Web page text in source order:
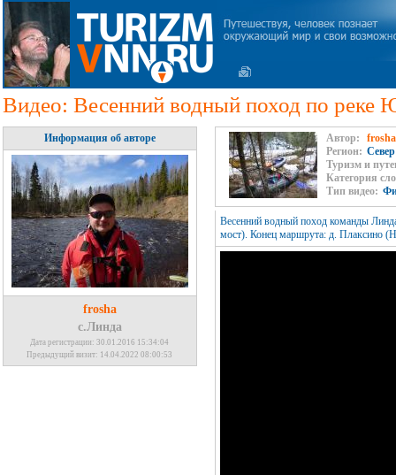
Видео: Весенний водный поход по реке
Информация об авторе
frosha
с.Линда
Дата регистрации: 30.01.2016 15:34:04
Предыдущий визит: 14.04.2022 08:00:53
Автор:
frosha
Регион:
Туризм и
Категория
Тип видео:
Весенний водный поход команды
мост). Конец маршрута: д. Плаксино